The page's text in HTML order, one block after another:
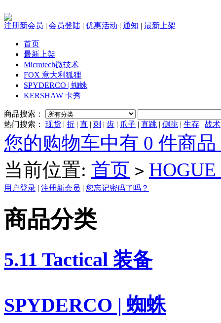
注册新会员 | 会员登陆 | 优惠活动 | 通知 | 最新上架
首页
最新上架
Microtech微技术
FOX 意大利狐狸
SPYDERCO | 蜘蛛
KERSHAW 卡秀
商品搜索：
热门搜索：
现货 | 折 | 直 | 刺 | 齿 | 爪子 | 直跳 | 侧跳 | 生存 | 战术
您的购物车中有 0 件商
当前位置: 首页 >
用户登录 | 注册新会员 | 您忘记密码了吗？
商品分类
5.11 Tactical 装备
SPYDERCO | 蜘蛛